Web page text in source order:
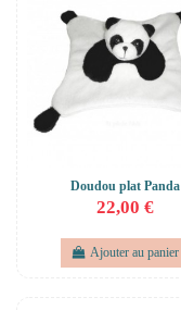
Doudou plat Panda
22,00 €
Ajouter au panier